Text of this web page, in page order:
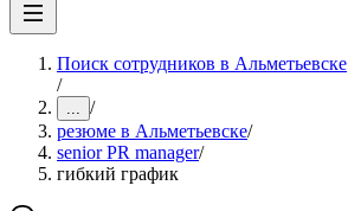
Поиск сотрудников в Альметьевске
/
... /
резюме в Альметьевске/
senior PR manager/
гибкий график